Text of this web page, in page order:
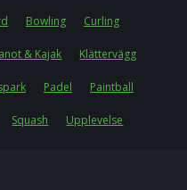
Bowling Curling
& Kajak Klättervägg
Padel Paintball
Squash Upplevelse